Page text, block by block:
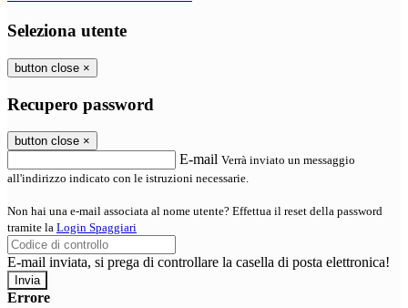
Seleziona utente
button close ×
Recupero password
button close ×
E-mail Verrà inviato un messaggio
all'indirizzo indicato con le istruzioni necessarie.
Non hai una e-mail associata al nome utente? Effettua il reset della password
tramite la Login Spaggiari
E-mail inviata, si prega di controllare la casella di posta elettronica!
Errore